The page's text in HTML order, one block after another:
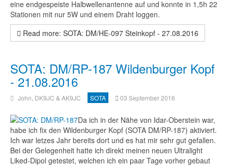
eine endgespeiste Halbwellenantenne auf und konnte in 1,5h 22
Stationen mit nur 5W und einem Draht loggen.
Read more: SOTA: DM/HE-097 Steinkopf - 27.08.2016
SOTA: DM/RP-187 Wildenburger Kopf
- 21.08.2016
John, DK9JC & AK9JC SOTA 03 September 2016
Da ich in der Nähe von Idar-Oberstein war,
habe ich fix den Wildenburger Kopf (SOTA DM/RP-187) aktiviert.
Ich war letzes Jahr bereits dort und es hat mir sehr gut gefallen.
Bei der Gelegenheit hatte ich direkt meinen neuen Ultralight
Liked-Dipol getestet, welchen ich ein paar Tage vorher gebaut